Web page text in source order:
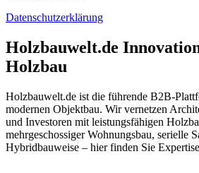
Datenschutzerklärung
Holzbauwelt.de
Holzbau
Holzbauwelt.de ist die führende B2B-
modernen Objektbau. Wir vernetzen
und Investoren mit leistungsfähigen
mehrgeschossiger Wohnungsbau, serielle
Hybridbauweise – hier finden Sie